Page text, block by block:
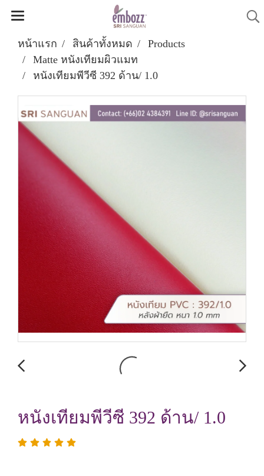
หน้าแรก สินค้าทั้งหมด
Products
Matte หนังเทียมผิวแมท
หนังเทียมพีวีซี 392 ด้าน/ 1.0
หนังเทียมพีวีซี 392 ด้าน/ 1.0